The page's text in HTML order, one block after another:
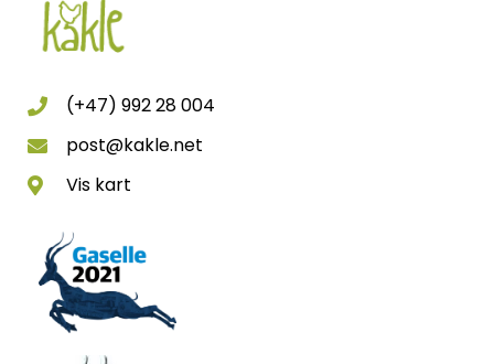
(+47) 992 28 004
post@kakle.net
Vis kart